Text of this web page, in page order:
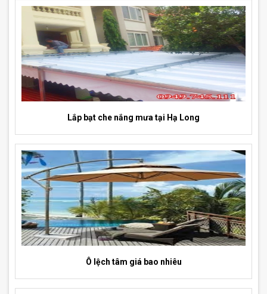
Lắp bạt che nắng mưa tại Hạ Long
Ô lệch tâm giá bao nhiêu